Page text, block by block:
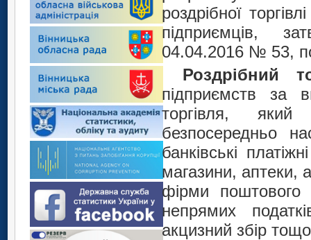
роздрібної
підприємців,
04.04.2016 № 53,
Роздрібний
підприємств за
торгівля,
безпосередньо
банківські
магазини, аптеки,
фірми
непрямих
акцизний збір